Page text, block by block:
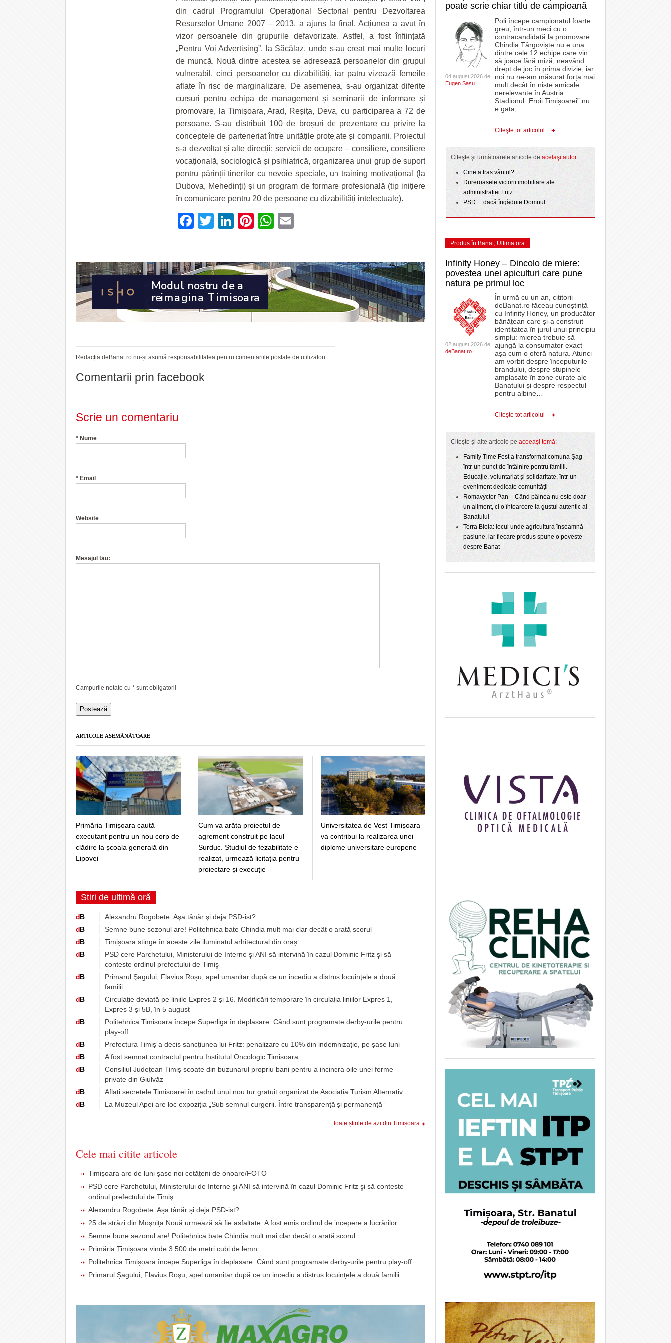
din cadrul Programului Operațional Sectorial pentru Dezvoltarea
Resurselor Umane 2007 – 2013, a ajuns la final. Acțiunea a avut în
vizor persoanele din grupurile defavorizate. Astfel, a fost înființată
„Pentru Voi Advertising”, la Săcălaz, unde s-au creat mai multe locuri
de muncă. Nouă dintre acestea se adresează persoanelor din grupul
vulnerabil, cinci persoanelor cu dizabilități, iar patru vizează femeile
aflate în risc de marginalizare. De asemenea, s-au organizat diferite
cursuri pentru echipa de management și seminarii de informare și
promovare, la Timișoara, Arad, Reșița, Deva, cu participarea a 72 de
persoane. S-au distribuit 100 de broșuri de prezentare cu privire la
conceptele de parteneriat între unitățile protejate și companii. Proiectul
s-a dezvoltat și alte direcții: servicii de ocupare – consiliere, consiliere
vocațională, sociologică și psihiatrică, organizarea unui grup de suport
pentru părinții tinerilor cu nevoie speciale, un training motivațional (la
Dubova, Mehedinți) și un program de formare profesională (tip inițiere
în comunicare pentru 20 de persoane cu dizabilități intelectuale).
Facebook
Twitter
LinkedIn
Pinterest
WhatsApp
Redacția deBanat.ro nu-și asumă responsabilitatea pentru comentariile postate de utilizatori.
Comentarii prin facebook
Scrie un comentariu
* Nume
* Email
Website
Mesajul tau:
Campurile notate cu * sunt obligatorii
ARTICOLE ASEMĂNĂTOARE
Primăria Timișoara caută
executant pentru un nou corp de
clădire la școala generală din
Lipovei
Cum va arăta proiectul de
agrement construit pe lacul
Surduc. Studiul de fezabilitate e
realizat, urmează licitația pentru
proiectare și execuție
Universitatea de Vest Timișoara
va contribui la realizarea unei
diplome universitare europene
Știri de ultimă oră
dB
Alexandru Rogobete. Aşa tânăr şi deja PSD-ist?
dB
Semne bune sezonul are! Politehnica bate Chindia mult mai clar decât o arată scorul
dB
Timișoara stinge în aceste zile iluminatul arhitectural din oraș
dB
PSD cere Parchetului, Ministerului de Interne şi ANI să intervină în cazul Dominic Fritz şi să
conteste ordinul prefectului de Timiş
dB
Primarul Şagului, Flavius Roşu, apel umanitar după ce un incediu a distrus locuinţele a două
familii
dB
Circulație deviată pe liniile Expres 2 și 16. Modificări temporare în circulația liniilor Expres 1,
Expres 3 și 5B, în 5 august
dB
Politehnica Timișoara începe Superliga în deplasare. Când sunt programate derby-urile pentru
play-off
dB
Prefectura Timiș a decis sancțiunea lui Fritz: penalizare cu 10% din indemnizație, pe șase luni
dB
A fost semnat contractul pentru Institutul Oncologic Timișoara
dB
Consiliul Județean Timiș scoate din buzunarul propriu bani pentru a incinera oile unei ferme
private din Giulvăz
dB
Aflați secretele Timișoarei în cadrul unui nou tur gratuit organizat de Asociația Turism Alternativ
dB La Muzeul Apei are loc expoziția „Sub semnul curgerii. Între transparență și permanență”
Toate știrile de azi din Timișoara
Cele mai citite articole
Timișoara are de luni șase noi cetățeni de onoare/FOTO
PSD cere Parchetului, Ministerului de Interne şi ANI să intervină în cazul Dominic Fritz şi să conteste
ordinul prefectului de Timiş
Alexandru Rogobete. Aşa tânăr şi deja PSD-ist?
25 de străzi din Moşniţa Nouă urmează să fie asfaltate. A fost emis ordinul de începere a lucrărilor
Semne bune sezonul are! Politehnica bate Chindia mult mai clar decât o arată scorul
Primăria Timișoara vinde 3.500 de metri cubi de lemn
Politehnica Timișoara începe Superliga în deplasare. Când sunt programate derby-urile pentru play-off
Primarul Şagului, Flavius Roşu, apel umanitar după ce un incediu a distrus locuinţele a două familii
poate scrie chiar titlu de campioană
04 august 2026 de
Eugen Sasu
Poli începe campionatul foarte
greu, într-un meci cu o
contracandidată la promovare.
Chindia Târgoviște nu e una
dintre cele 12 echipe care vin
să joace fără miză, neavând
drept de joc în prima divizie, iar
noi nu ne-am măsurat forța mai
mult decât în niște amicale
nerelevante în Austria.
Stadionul „Eroii Timișoarei” nu
e gata,
Citeşte tot articolul
Citeşte şi următoarele articole de acelaşi autor:
Cine a tras vântul?
Dureroasele victorii imobiliare ale
administrației Fritz
PSD… dacă îngăduie Domnul
Produs în Banat, Ultima ora
Infinity Honey – Dincolo de miere:
povestea unei apiculturi care pune
natura pe primul loc
02 august 2026 de
deBanat.ro
În urmă cu un an, cititorii
deBanat.ro făceau cunoștință
cu Infinity Honey, un producător
bănățean care și-a construit
identitatea în jurul unui principiu
simplu: mierea trebuie să
ajungă la consumator exact
așa cum o oferă natura. Atunci
am vorbit despre începuturile
brandului, despre stupinele
amplasate în zone curate ale
Banatului și despre respectul
pentru albine
Citeşte tot articolul
Citește și alte articole pe aceeași temă:
Family Time Fest a transformat comuna Șag
într-un punct de întâlnire pentru familii.
Educație, voluntariat și solidaritate, într-un
eveniment dedicate comunității
Romavyctor Pan – Când pâinea nu este doar
un aliment, ci o întoarcere la gustul autentic al
Banatului
Terra Biola: locul unde agricultura înseamnă
pasiune, iar fiecare produs spune o poveste
despre Banat